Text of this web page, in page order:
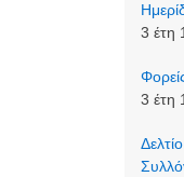
3 έτη
3 έτη